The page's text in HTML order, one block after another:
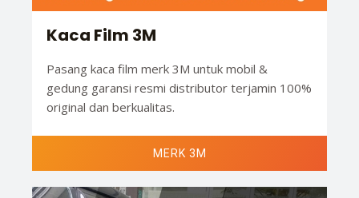
Kaca Film 3M
Pasang kaca film merk 3M untuk mobil &
gedung garansi resmi distributor terjamin 100%
original dan berkualitas.
MERK 3M